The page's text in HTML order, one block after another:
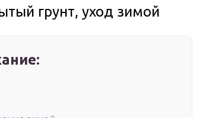
грунт, уход зимой